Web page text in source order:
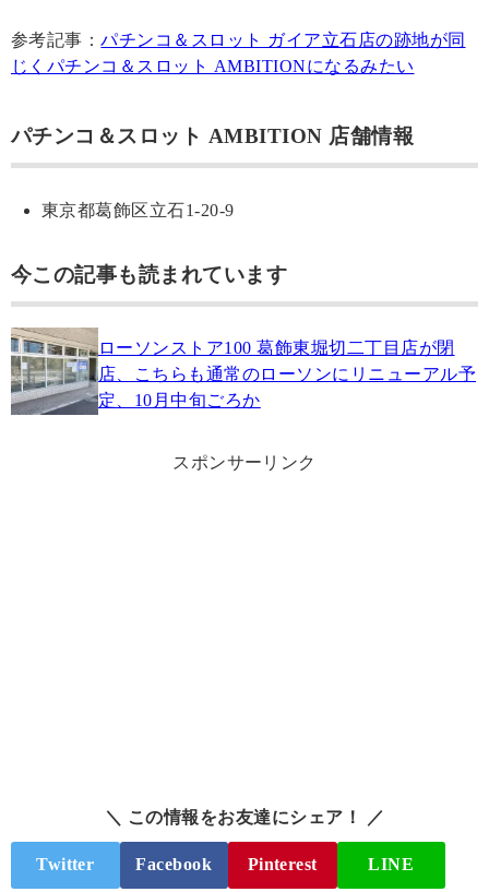
参考記事：パチンコ＆スロット ガイア立石店の跡地が同
じくパチンコ＆スロット AMBITIONになるみたい
パチンコ＆スロット AMBITION 店舗情報
東京都葛飾区立石1-20-9
今この記事も読まれています
ローソンストア100 葛飾東堀切二丁目店が閉
店、こちらも通常のローソンにリニューアル予
定、10月中旬ごろか
スポンサーリンク
＼ この情報をお友達にシェア！ ／
Twitter Facebook Pinterest LINE